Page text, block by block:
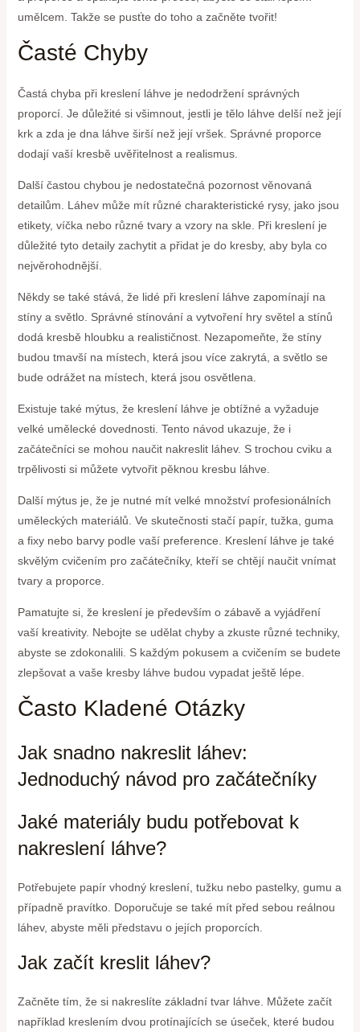
umělcem. Takže se pusťte do toho a začněte tvořit!
Časté Chyby
Častá chyba při kreslení láhve je nedodržení správných
proporcí. Je důležité si všimnout, jestli je tělo láhve delší než její
krk a zda je dna láhve širší než její vršek. Správné proporce
dodají vaší kresbě uvěřitelnost a realismus.
Další častou chybou je nedostatečná pozornost věnovaná
detailům. Láhev může mít různé charakteristické rysy, jako jsou
etikety, víčka nebo různé tvary a vzory na skle. Při kreslení je
důležité tyto detaily zachytit a přidat je do kresby, aby byla co
nejvěrohodnější.
Někdy se také stává, že lidé při kreslení láhve zapomínají na
stíny a světlo. Správné stínování a vytvoření hry světel a stínů
dodá kresbě hloubku a realističnost. Nezapomeňte, že stíny
budou tmavší na místech, která jsou více zakrytá, a světlo se
bude odrážet na místech, která jsou osvětlena.
Existuje také mýtus, že kreslení láhve je obtížné a vyžaduje
velké umělecké dovednosti. Tento návod ukazuje, že i
začátečníci se mohou naučit nakreslit láhev. S trochou cviku a
trpělivosti si můžete vytvořit pěknou kresbu láhve.
Další mýtus je, že je nutné mít velké množství profesionálních
uměleckých materiálů. Ve skutečnosti stačí papír, tužka, guma
a fixy nebo barvy podle vaší preference. Kreslení láhve je také
skvělým cvičením pro začátečníky, kteří se chtějí naučit vnímat
tvary a proporce.
Pamatujte si, že kreslení je především o zábavě a vyjádření
vaší kreativity. Nebojte se udělat chyby a zkuste různé techniky,
abyste se zdokonalili. S každým pokusem a cvičením se budete
zlepšovat a vaše kresby láhve budou vypadat ještě lépe.
Často Kladené Otázky
Jak snadno nakreslit láhev:
Jednoduchý návod pro začátečníky
Jaké materiály budu potřebovat k
nakreslení láhve?
Potřebujete papír vhodný kreslení, tužku nebo pastelky, gumu a
případně pravítko. Doporučuje se také mít před sebou reálnou
láhev, abyste měli představu o jejích proporcích.
Jak začít kreslit láhev?
Začněte tím, že si nakreslíte základní tvar láhve. Můžete začít
například kreslením dvou protínajících se úseček, které budou